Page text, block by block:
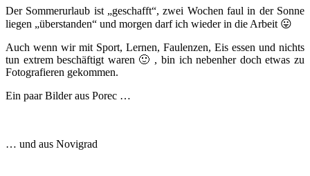
Der Sommerurlaub ist „geschafft“, zwei Wochen faul in der Sonne
liegen „überstanden“ und morgen darf ich wieder in die Arbeit 😛
Auch wenn wir mit Sport, Lernen, Faulenzen, Eis essen und nichts
tun extrem beschäftigt waren 🙂 , bin ich nebenher doch etwas zu
Fotografieren gekommen.
Ein paar Bilder aus Porec …
… und aus Novigrad